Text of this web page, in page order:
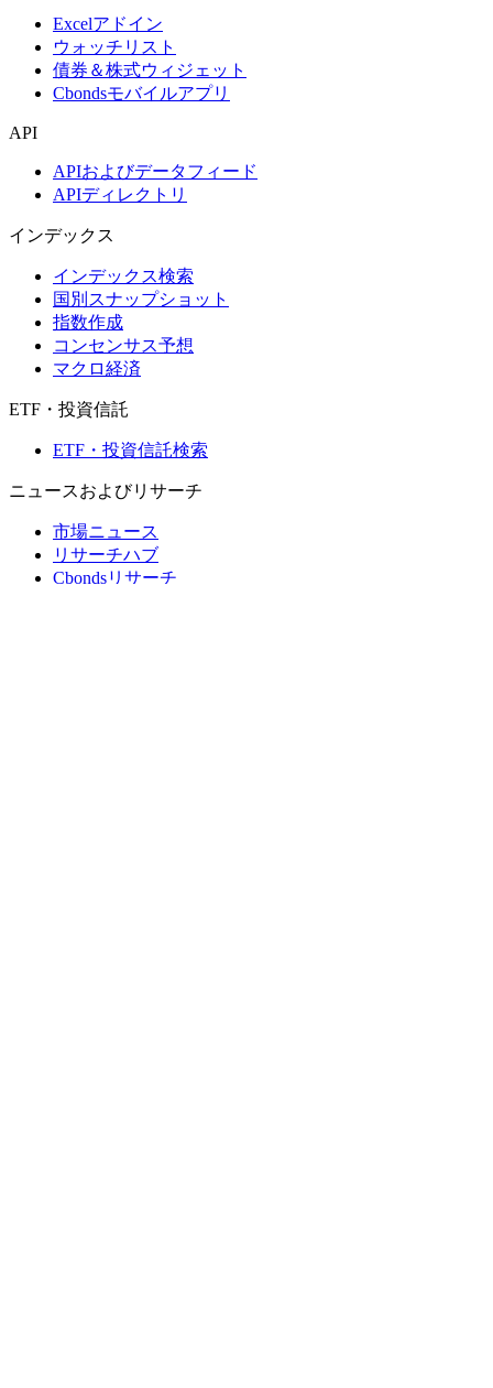
Excelアドイン
ウォッチリスト
債券＆株式ウィジェット
Cbondsモバイルアプリ
API
APIおよびデータフィード
APIディレクトリ
インデックス
インデックス検索
国別スナップショット
指数作成
コンセンサス予想
マクロ経済
ETF・投資信託
ETF・投資信託検索
ニュースおよびリサーチ
市場ニュース
リサーチハブ
Cbondsリサーチ